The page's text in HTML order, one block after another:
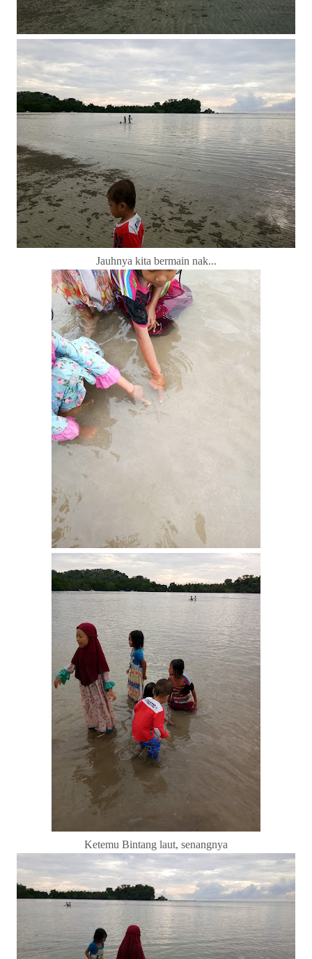
Jauhnya kita bermain nak...
Ketemu Bintang laut, senangnya